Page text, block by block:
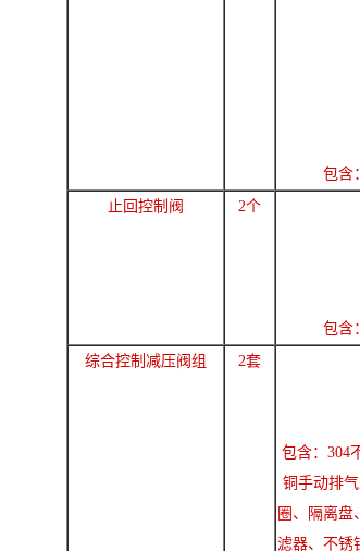
包含
止回控制阀 2个
包含
综合控制减压阀组 2套
包含：304
铜手动排
圈、隔离盘
滤器、不锈